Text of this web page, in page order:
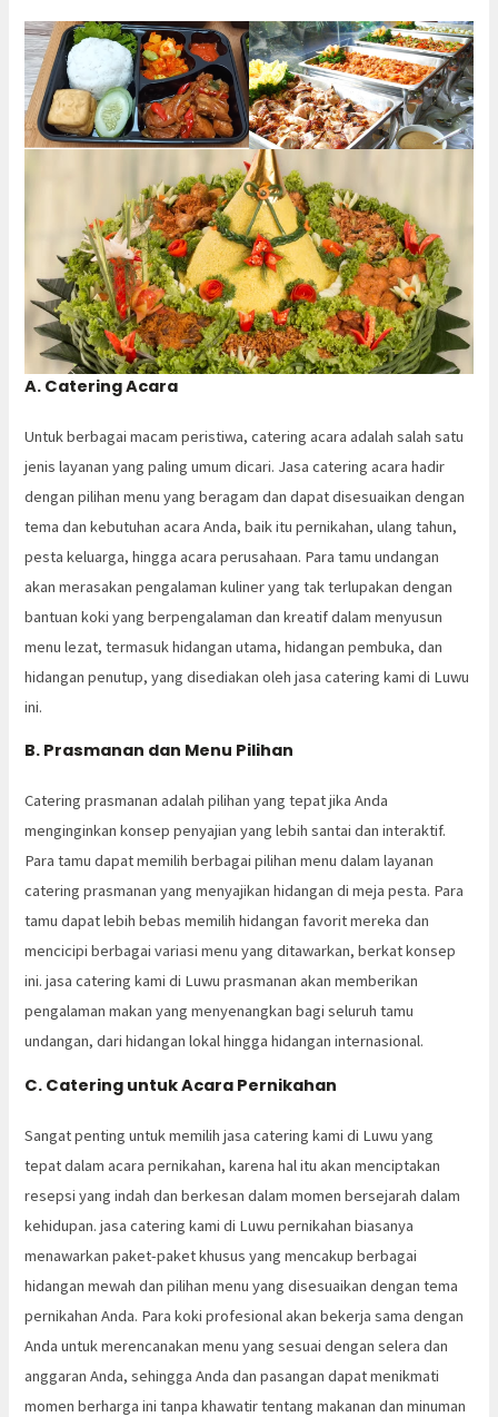
A. Catering Acara
Untuk berbagai macam peristiwa, catering acara adalah salah satu
jenis layanan yang paling umum dicari. Jasa catering acara hadir
dengan pilihan menu yang beragam dan dapat disesuaikan dengan
tema dan kebutuhan acara Anda, baik itu pernikahan, ulang tahun,
pesta keluarga, hingga acara perusahaan. Para tamu undangan
akan merasakan pengalaman kuliner yang tak terlupakan dengan
bantuan koki yang berpengalaman dan kreatif dalam menyusun
menu lezat, termasuk hidangan utama, hidangan pembuka, dan
hidangan penutup, yang disediakan oleh jasa catering kami di Luwu
ini.
B. Prasmanan dan Menu Pilihan
Catering prasmanan adalah pilihan yang tepat jika Anda
menginginkan konsep penyajian yang lebih santai dan interaktif.
Para tamu dapat memilih berbagai pilihan menu dalam layanan
catering prasmanan yang menyajikan hidangan di meja pesta. Para
tamu dapat lebih bebas memilih hidangan favorit mereka dan
mencicipi berbagai variasi menu yang ditawarkan, berkat konsep
ini. jasa catering kami di Luwu prasmanan akan memberikan
pengalaman makan yang menyenangkan bagi seluruh tamu
undangan, dari hidangan lokal hingga hidangan internasional.
C. Catering untuk Acara Pernikahan
Sangat penting untuk memilih jasa catering kami di Luwu yang
tepat dalam acara pernikahan, karena hal itu akan menciptakan
resepsi yang indah dan berkesan dalam momen bersejarah dalam
kehidupan. jasa catering kami di Luwu pernikahan biasanya
menawarkan paket-paket khusus yang mencakup berbagai
hidangan mewah dan pilihan menu yang disesuaikan dengan tema
pernikahan Anda. Para koki profesional akan bekerja sama dengan
Anda untuk merencanakan menu yang sesuai dengan selera dan
anggaran Anda, sehingga Anda dan pasangan dapat menikmati
momen berharga ini tanpa khawatir tentang makanan dan minuman